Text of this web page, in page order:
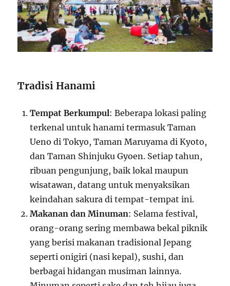
Tradisi Hanami
Tempat Berkumpul: Beberapa lokasi paling
terkenal untuk hanami termasuk Taman
Ueno di Tokyo, Taman Maruyama di Kyoto,
dan Taman Shinjuku Gyoen. Setiap tahun,
ribuan pengunjung, baik lokal maupun
wisatawan, datang untuk menyaksikan
keindahan sakura di tempat-tempat ini.
Makanan dan Minuman: Selama festival,
orang-orang sering membawa bekal piknik
yang berisi makanan tradisional Jepang
seperti onigiri (nasi kepal), sushi, dan
berbagai hidangan musiman lainnya.